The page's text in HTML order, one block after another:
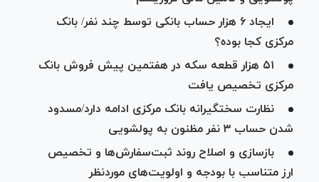
ایجاد ۶ هزار حساب بانکی توسط چند نفر/ بانک
مرکزی کجا بوده؟
۵۱ هزار قطعه سکه در هفتمین پیش فروش بانک
مرکزی تخصیص یافت
نظارت سختگیرانه بانک مرکزی ادامه دارد/مسدود
شدن حساب ۳ نفر مظنون به پولشویی
بازسازی و اصلاح روند ثبت‌سفارش‌ها و تخصیص
ارز متناسب با بودجه و اولویت‌های موردنظر